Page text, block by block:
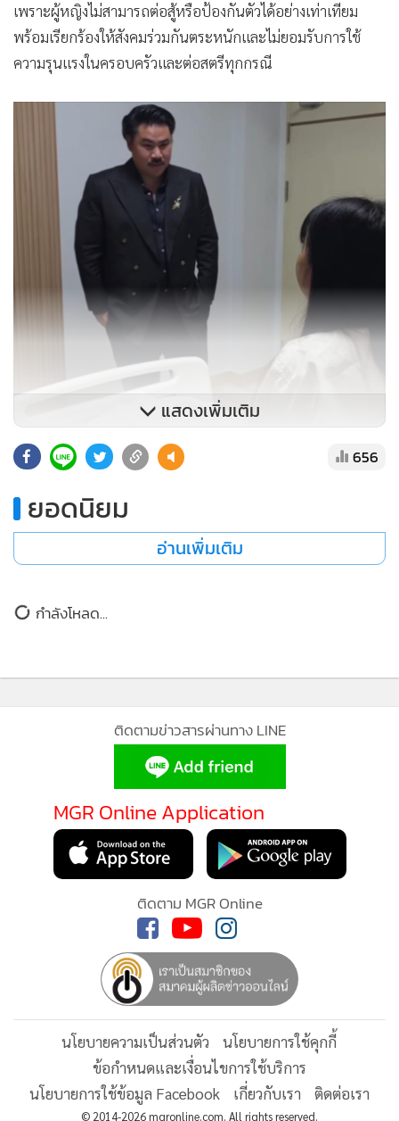
เพราะผู้หญิงไม่สามารถต่อสู้หรือป้องกันตัวได้อย่างเท่าเทียม
พร้อมเรียกร้องให้สังคมร่วมกันตระหนักและไม่ยอมรับการใช้
ความรุนแรงในครอบครัวและต่อสตรีทุกกรณี
เป็นที่พูดถึงอย่างมากเมื่อช่วงเดือนกุมภาพันธ์ ที่ผ่านมา หลังเกิด
แฟนสาว ซึ่งประเด็นดังกล่าวได้กลายเป็นที่พูดถึงอย่างมาก
เนื่องจาก เสือ ดุสิต ต้องเลิกกับเมียที่อยู่กันมา 9 ปี
แสดงเพิ่มเติม
656
ยอดนิยม
อ่านเพิ่มเติม
กำลังโหลด...
ติดตามข่าวสารผ่านทาง LINE
MGR Online Application
ติดตาม MGR Online
นโยบายความเป็นส่วนตัว
นโยบายการใช้คุกกี้
ข้อกำหนดและเงื่อนไขการใช้บริการ
นโยบายการใช้ข้อมูล Facebook
เกี่ยวกับเรา ติดต่อเรา
© 2014-2026 mgronline.com. All rights reserved.